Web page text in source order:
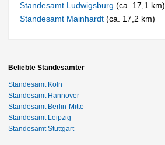
Standesamt Ludwigsburg(ca. 17,1 km)
Standesamt Mainhardt(ca. 17,2 km)
Beliebte Standesämter
Standesamt Köln
Standesamt Hannover
Standesamt Berlin-Mitte
Standesamt Leipzig
Standesamt Stuttgart